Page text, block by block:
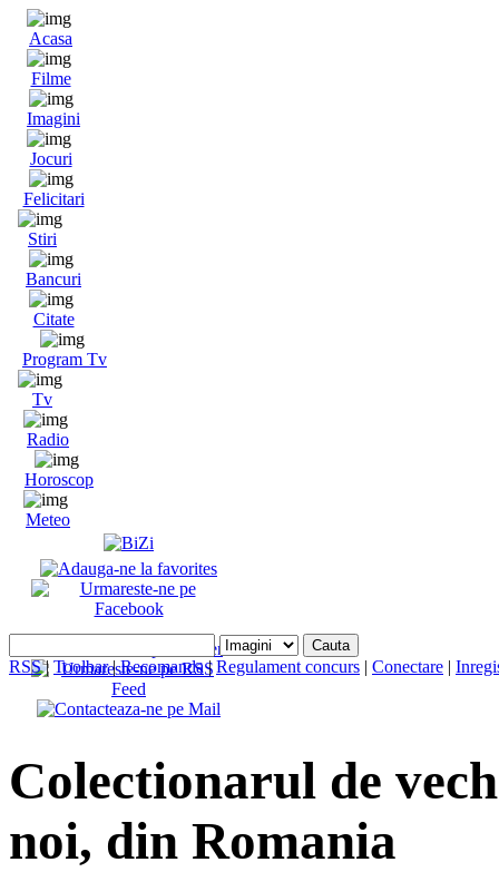
Acasa
Filme
Imagini
Jocuri
Felicitari
Stiri
Bancuri
Citate
Program Tv
Tv
Radio
Horoscop
Meteo
RSS| Toolbar|Recomanda|Regulament concurs | Conectare |
Colectionarul de
noi, din Romania